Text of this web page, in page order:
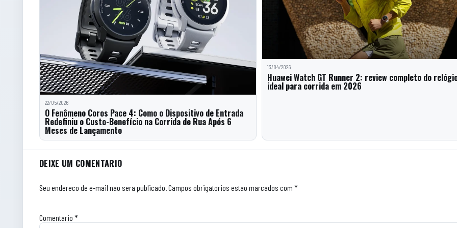
22/05/2026
O Fenômeno Coros Pace 4: Como o Dispositivo de Entrada
Redefiniu o Custo-Benefício na Corrida de Rua Após 6
Meses de Lançamento
13/04/2026
Huawei Watch GT Runner 2: review completo do
ideal para corrida em 2026
Comentarios do artigo
DEIXE UM COMENTARIO
Seu endereco de e-mail nao sera publicado.Campos obrigatorios estao marcados com *
Comentario *